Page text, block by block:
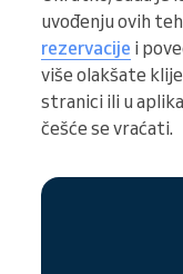
uvođenju ovih
rezervacije i
više olakšate
stranici ili u
češće se vraćati.